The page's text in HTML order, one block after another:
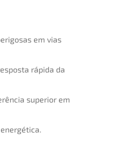
em vias
rápida da
superior em